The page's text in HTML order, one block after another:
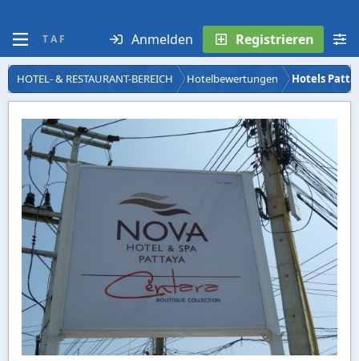
T A F Anmelden Registrieren
HOTEL- & RESTAURANT-BEREICH Hotelbewertungen Hotels